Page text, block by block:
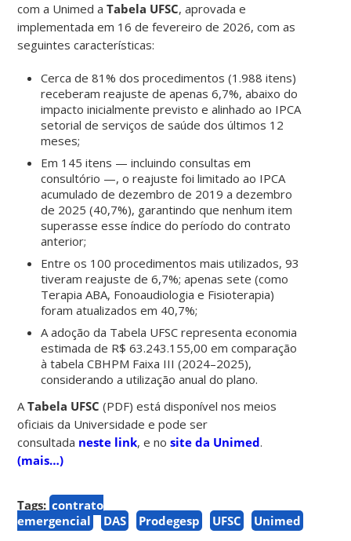
com a Unimed aTabela UFSC, aprovada e
implementada em 16 de fevereiro de 2026, com as
seguintes características:
Cerca de 81% dos procedimentos (1.988 itens)
receberam reajuste de apenas 6,7%, abaixo do
impacto inicialmente previsto e alinhado ao IPCA
setorial de serviços de saúde dos últimos 12
meses;
Em 145 itens — incluindo consultas em
consultório —, o reajuste foi limitado ao IPCA
acumulado de dezembro de 2019 a dezembro
de 2025 (40,7%), garantindo que nenhum item
superasse esse índice do período do contrato
anterior;
Entre os 100 procedimentos mais utilizados, 93
tiveram reajuste de 6,7%; apenas sete (como
Terapia ABA, Fonoaudiologia e Fisioterapia)
foram atualizados em 40,7%;
A adoção da Tabela UFSC representa economia
estimada de R$ 63.243.155,00 em comparação
à tabela CBHPM Faixa III (2024–2025),
considerando a utilização anual do plano.
ATabela UFSC(PDF) está disponível nos meios
oficiais da Universidade e pode ser
consultada neste link, e nosite da Unimed.
(mais…)
Tags: contrato
emergencial
DAS Prodegesp UFSC Unimed